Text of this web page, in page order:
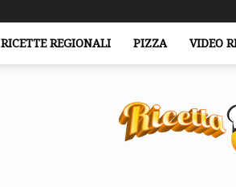
RICETTE REGIONALI PIZZA VIDEO